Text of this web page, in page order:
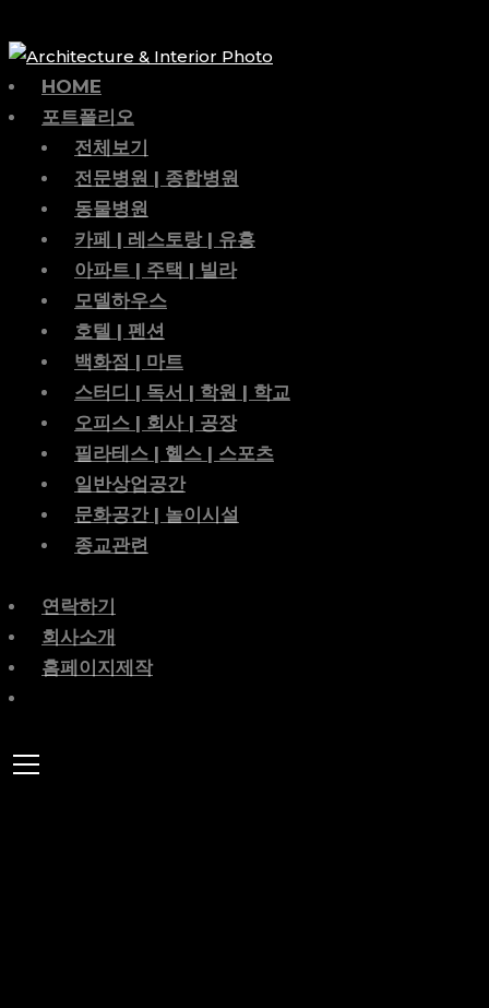
HOME
포트폴리오
전체보기
전문병원 | 종합병원
동물병원
카페 | 레스토랑 | 유흥
아파트 | 주택 | 빌라
모델하우스
호텔 | 펜션
백화점 | 마트
스터디 | 독서 | 학원 | 학교
오피스 | 회사 | 공장
필라테스 | 헬스 | 스포츠
일반상업공간
문화공간 | 놀이시설
종교관련
연락하기
회사소개
홈페이지제작